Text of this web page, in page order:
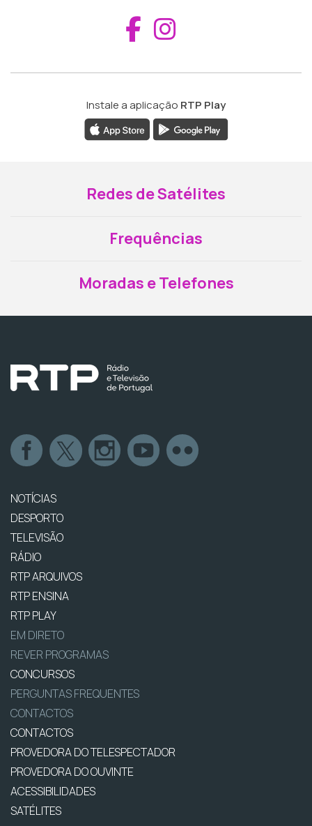
Aceder ao
Instale a aplicação RTP Play
Redes de Satélites
Frequências
Moradas e Telefones
NOTÍCIAS
DESPORTO
TELEVISÃO
RÁDIO
RTP ARQUIVOS
RTP ENSINA
RTP PLAY
EM DIRETO
REVER PROGRAMAS
CONCURSOS
PERGUNTAS FREQUENTES
CONTACTOS
CONTACTOS
PROVEDORA DO TELESPECTADOR
PROVEDORA DO OUVINTE
ACESSIBILIDADES
SATÉLITES